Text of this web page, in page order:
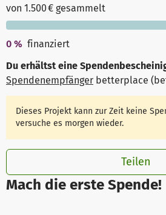
Mach die erste Spende!
von 1.500 € gesammelt
0 % finanziert
Du erhältst eine
Spendenempfänger betterplace
Dieses Projekt kann zur Zeit keine
versuche es morgen wieder.
Teilen